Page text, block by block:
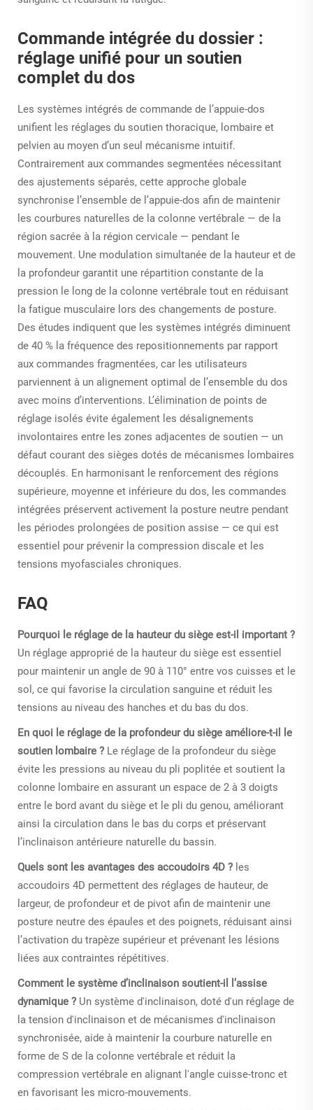
Commande intégrée du dossier :
réglage unifié pour un soutien
complet du dos
Les systèmes intégrés de commande de l’appuie-dos
unifient les réglages du soutien thoracique, lombaire et
pelvien au moyen d’un seul mécanisme intuitif.
Contrairement aux commandes segmentées nécessitant
des ajustements séparés, cette approche globale
synchronise l’ensemble de l’appuie-dos afin de maintenir
les courbures naturelles de la colonne vertébrale — de la
région sacrée à la région cervicale — pendant le
mouvement. Une modulation simultanée de la hauteur et de
la profondeur garantit une répartition constante de la
pression le long de la colonne vertébrale tout en réduisant
la fatigue musculaire lors des changements de posture.
Des études indiquent que les systèmes intégrés diminuent
de 40 % la fréquence des repositionnements par rapport
aux commandes fragmentées, car les utilisateurs
parviennent à un alignement optimal de l’ensemble du dos
avec moins d’interventions. L’élimination de points de
réglage isolés évite également les désalignements
involontaires entre les zones adjacentes de soutien — un
défaut courant des sièges dotés de mécanismes lombaires
découplés. En harmonisant le renforcement des régions
supérieure, moyenne et inférieure du dos, les commandes
intégrées préservent activement la posture neutre pendant
les périodes prolongées de position assise — ce qui est
essentiel pour prévenir la compression discale et les
tensions myofasciales chroniques.
FAQ
Pourquoi le réglage de la hauteur du siège est-il important ?
Un réglage approprié de la hauteur du siège est essentiel
pour maintenir un angle de 90 à 110° entre vos cuisses et le
sol, ce qui favorise la circulation sanguine et réduit les
tensions au niveau des hanches et du bas du dos.
En quoi le réglage de la profondeur du siège améliore-t-il le
soutien lombaire ? Le réglage de la profondeur du siège
évite les pressions au niveau du pli poplitée et soutient la
colonne lombaire en assurant un espace de 2 à 3 doigts
entre le bord avant du siège et le pli du genou, améliorant
ainsi la circulation dans le bas du corps et préservant
l’inclinaison antérieure naturelle du bassin.
Quels sont les avantages des accoudoirs 4D ? les
accoudoirs 4D permettent des réglages de hauteur, de
largeur, de profondeur et de pivot afin de maintenir une
posture neutre des épaules et des poignets, réduisant ainsi
l’activation du trapèze supérieur et prévenant les lésions
liées aux contraintes répétitives.
Comment le système d’inclinaison soutient-il l’assise
dynamique ? Un système d'inclinaison, doté d'un réglage de
la tension d'inclinaison et de mécanismes d'inclinaison
synchronisée, aide à maintenir la courbure naturelle en
forme de S de la colonne vertébrale et réduit la
compression vertébrale en alignant l'angle cuisse-tronc et
en favorisant les micro-mouvements.